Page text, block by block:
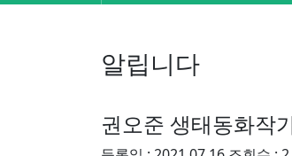
알립니다
권오준 생태동화작